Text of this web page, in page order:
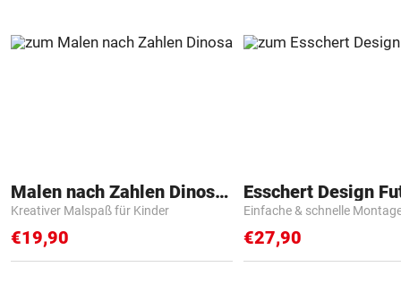
Malen nach Zahlen Dinosaurier
Kreativer Malspaß für Kinder
€19,90
Einfache & schnelle
€27,90